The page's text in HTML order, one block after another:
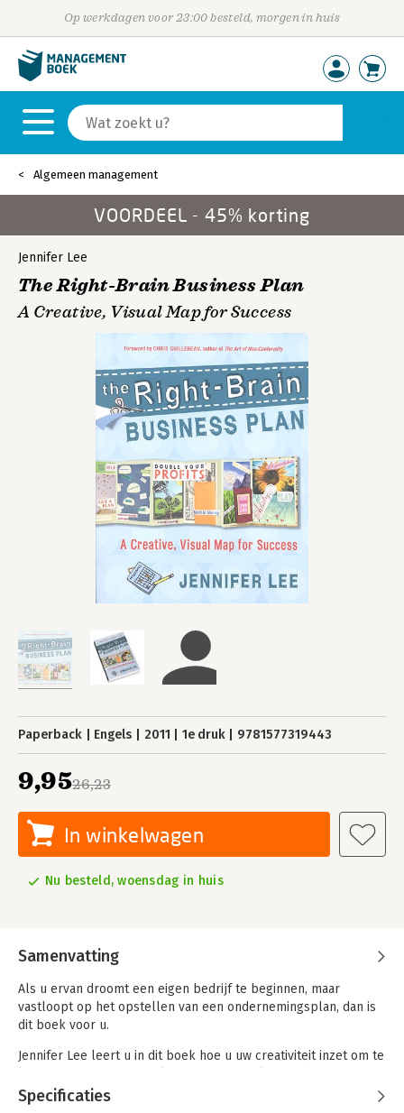
Op werkdagen voor 23:00 besteld, morgen in huis
Algemeen management
VOORDEEL - 45% korting
Jennifer Lee
The Right-Brain Business Plan
A Creative, Visual Map for Success
Paperback Engels 2011 1e druk 9781577319443
26,23
9,95
In winkelwagen
Nu besteld, woensdag in huis
Samenvatting
Als u ervan droomt een eigen bedrijf te beginnen, maar
vastloopt op het opstellen van een ondernemingsplan, dan is
dit boek voor u.
Jennifer Lee leert u in dit boek hoe u uw creativiteit inzet om te
voor stap begeleiding en kleurrijke werkvormen die u in staat
stellen om uw visie vast te stellen en plannen te maken voor
Specificaties